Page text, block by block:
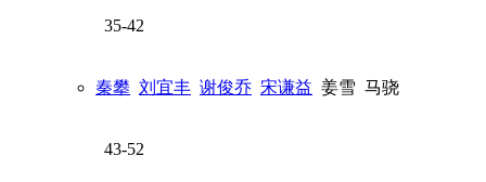
35-42
秦攀 刘宜丰 谢俊乔 宋谦益 姜雪 马骁
43-52